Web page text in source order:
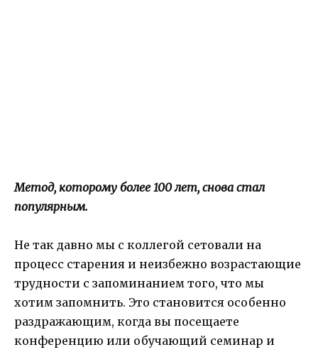
Метод, которому более 100 лет, снова стал
популярным.
Не так давно мы с коллегой сетовали на
процесс старения и неизбежно возрастающие
трудности с запоминанием того, что мы
хотим запомнить. Это становится особенно
раздражающим, когда вы посещаете
конференцию или обучающий семинар и